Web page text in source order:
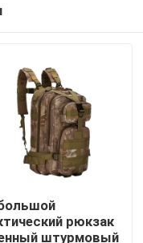
рюкзак
штурмовый